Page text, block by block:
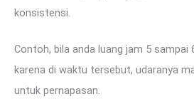
konsistensi.
Contoh, bila anda luang jam 5 sampai
karena di waktu tersebut, udaranya
untuk pernapasan.